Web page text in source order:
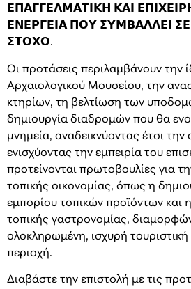
𝝚𝝥𝝖𝝘𝝘𝝚𝝠𝝡𝝖𝝩𝝞𝝟𝝜 𝝟𝝖𝝞
𝝚𝝢𝝚𝝦𝝘𝝚𝝞𝝖 𝝥𝝤𝝪 𝝨𝝪𝝡𝝗𝝖𝝠𝝠𝝚𝝞
𝝨𝝩𝝤𝝬𝝤.
Οι προτάσεις περιλαμβάνουν την
Αρχαιολογικού Μουσείου, την
κτηρίων, τη βελτίωση των
δημιουργία διαδρομών που θα
μνημεία, αναδεικνύοντας έτσι την
ενισχύοντας την εμπειρία του
προτείνονται πρωτοβουλίες για
τοπικής οικονομίας, όπως η
εμπορίου τοπικών προϊόντων
τοπικής γαστρονομίας,
ολοκληρωμένη, ισχυρή τουριστική
περιοχή.
Διαβάστε την επιστολή με τις